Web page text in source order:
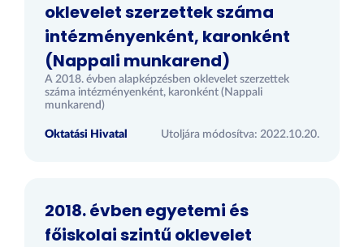
oklevelet szerzettek száma
intézményenként, karonként
(Nappali munkarend)
A 2018. évben alapképzésben oklevelet szerzettek
száma intézményenként, karonként (Nappali
munkarend)
Oktatási Hivatal Utoljára módosítva: 2022.10.20.
2018. évben egyetemi és
főiskolai szintű oklevelet